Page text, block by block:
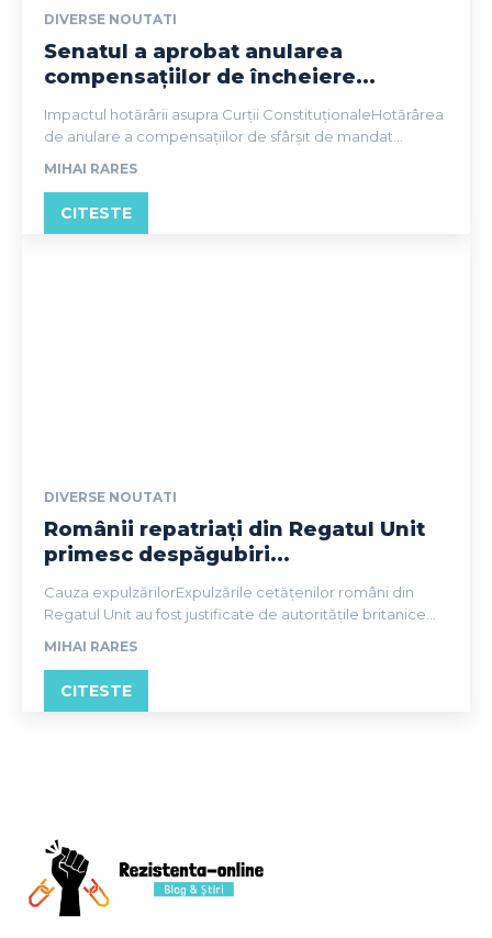
DIVERSE NOUTATI
Senatul a aprobat anularea
compensațiilor de încheiere...
Impactul hotărârii asupra Curții ConstituționaleHotărârea
de anulare a compensațiilor de sfârșit de mandat...
MIHAI RARES
CITESTE
DIVERSE NOUTATI
Românii repatriați din Regatul Unit
primesc despăgubiri...
Cauza expulzărilorExpulzările cetățenilor români din
Regatul Unit au fost justificate de autoritățile britanice...
MIHAI RARES
CITESTE